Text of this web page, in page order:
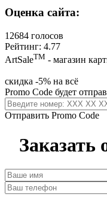
Оценка сайта:
12684 голосов
Рейтинг: 4.77
ArtSaleТМ - магазин
скидка -5% на всё
Promo Code будет
Отправить Promo Code
Заказать